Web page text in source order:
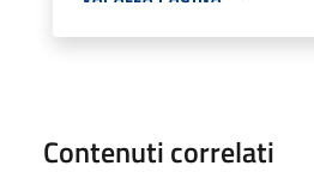
Contenuti correlati